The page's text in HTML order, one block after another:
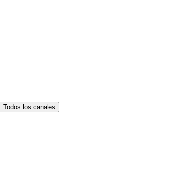
Todos los canales